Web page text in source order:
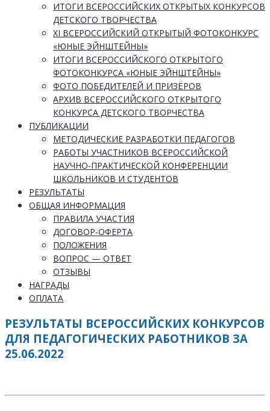
ИТОГИ ВСЕРОССИЙСКИХ ОТКРЫТЫХ КОНКУРСОВ
ДЕТСКОГО ТВОРЧЕСТВА
XI ВСЕРОССИЙСКИЙ ОТКРЫТЫЙ ФОТОКОНКУРС
«ЮНЫЕ ЭЙНШТЕЙНЫ»
ИТОГИ ВСЕРОССИЙСКОГО ОТКРЫТОГО
ФОТОКОНКУРСА «ЮНЫЕ ЭЙНШТЕЙНЫ»
ФОТО ПОБЕДИТЕЛЕЙ И ПРИЗЁРОВ
АРХИВ ВСЕРОССИЙСКОГО ОТКРЫТОГО
КОНКУРСА ДЕТСКОГО ТВОРЧЕСТВА
ПУБЛИКАЦИИ
МЕТОДИЧЕСКИЕ РАЗРАБОТКИ ПЕДАГОГОВ
РАБОТЫ УЧАСТНИКОВ ВСЕРОССИЙСКОЙ
НАУЧНО-ПРАКТИЧЕСКОЙ КОНФЕРЕНЦИИ
ШКОЛЬНИКОВ И СТУДЕНТОВ
РЕЗУЛЬТАТЫ
ОБЩАЯ ИНФОРМАЦИЯ
ПРАВИЛА УЧАСТИЯ
ДОГОВОР-ОФЕРТА
ПОЛОЖЕНИЯ
ВОПРОС — ОТВЕТ
ОТЗЫВЫ
НАГРАДЫ
ОПЛАТА
РЕЗУЛЬТАТЫ ВСЕРОССИЙСКИХ КОНКУРСОВ
ДЛЯ ПЕДАГОГИЧЕСКИХ РАБОТНИКОВ ЗА
25.06.2022